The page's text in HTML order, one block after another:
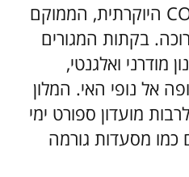
מלון מרשת CONSTANCE היוקרתית, הממוקם
בקתות המגורים
מודרני ואלגנטי,
אל נופי האי. המלון
מועדון ספורט ימי
כמו מסעדות גורמה